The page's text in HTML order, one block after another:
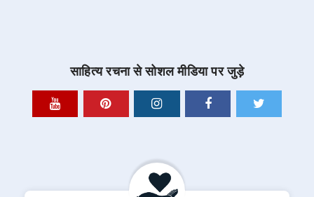
साहित्य रचना से सोशल मीडिया पर जुड़े